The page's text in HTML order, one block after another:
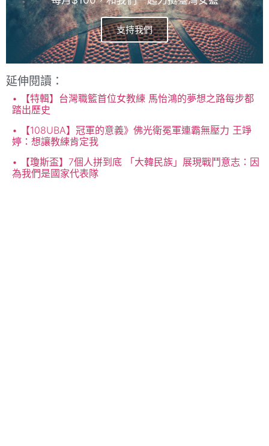
支持我們
延伸閱讀：
【特輯】台灣職籃首位女教練 馬怡鴻的夢想之路每步都
踏出歷史
【108UBA】冠軍的意義》佛光衛冕軍連霸無壓力 王竫
婷：想讓教練肯定我
【瓊斯盃】7個人拼到底 「大韓民族」展現戰鬥意志：因
為我們是國家代表隊